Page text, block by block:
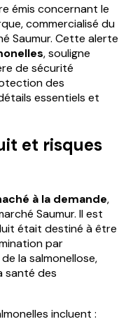
émis concernant le
commercialisé du
Saumur. Cette alerte
, souligne
de sécurité
des
essentiels et
et risques
à la demande,
Saumur. Il est
était destiné à être
par
la salmonellose,
santé des
incluent :